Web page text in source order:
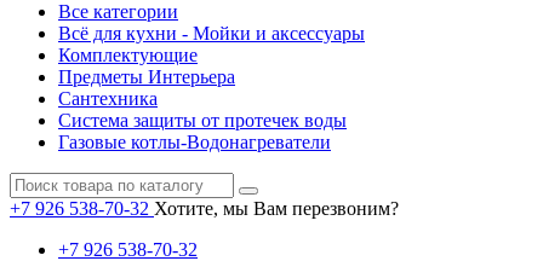
Все категории
Всё для кухни - Мойки и аксессуары
Комплектующие
Предметы Интерьера
Сантехника
Система защиты от протечек воды
Газовые котлы-Водонагреватели
+7 926 538-70-32 Хотите, мы Вам перезвоним?
+7 926 538-70-32